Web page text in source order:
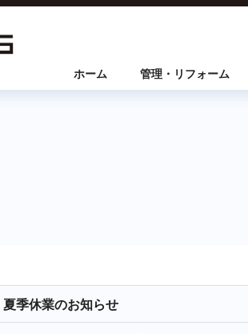
ホーム 管理・リフォーム
夏季休業のお知らせ